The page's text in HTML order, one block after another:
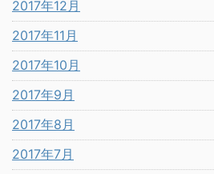
2017年12月
2017年11月
2017年10月
2017年9月
2017年8月
2017年7月